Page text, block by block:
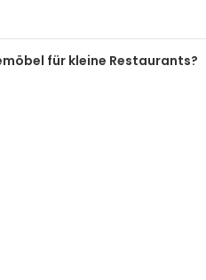
für kleine Restaurants?